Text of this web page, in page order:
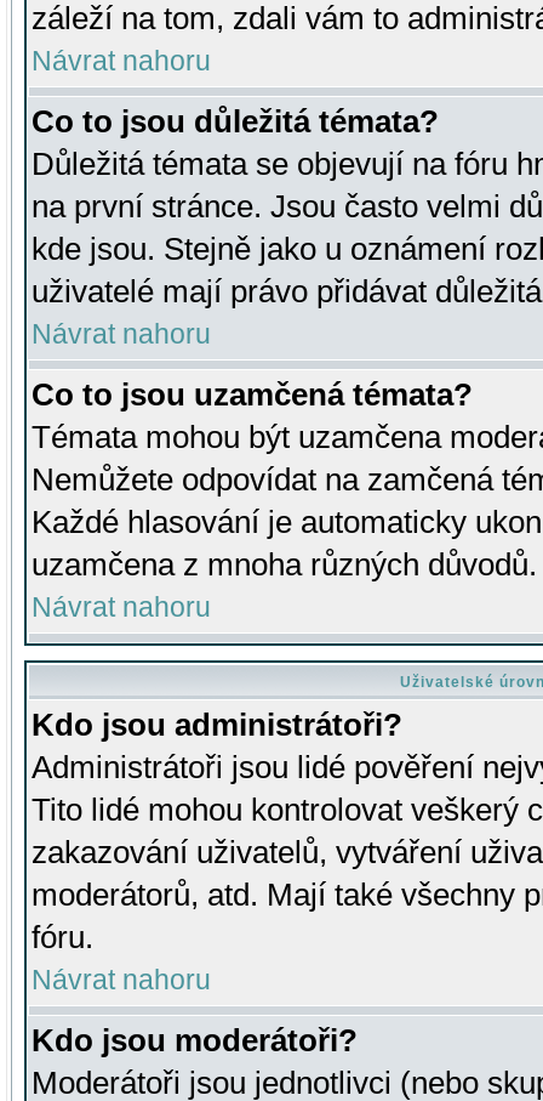
záleží na tom, zdali vám to
Návrat nahoru
Co to jsou důležitá témata?
Důležitá témata se objevují na fóru
na první stránce. Jsou často velmi
kde jsou. Stejně jako u oznámení
uživatelé mají právo přidávat
Návrat nahoru
Co to jsou uzamčená témata?
Témata mohou být uzamčena
Nemůžete odpovídat na zamčená
Každé hlasování je automaticky
uzamčena z mnoha různých důvodů.
Návrat nahoru
Uživatelské
Kdo jsou administrátoři?
Administrátoři jsou lidé pověření
Tito lidé mohou kontrolovat veškerý
zakazování uživatelů, vytváření
moderátorů, atd. Mají také všechny
fóru.
Návrat nahoru
Kdo jsou moderátoři?
Moderátoři jsou jednotlivci (nebo